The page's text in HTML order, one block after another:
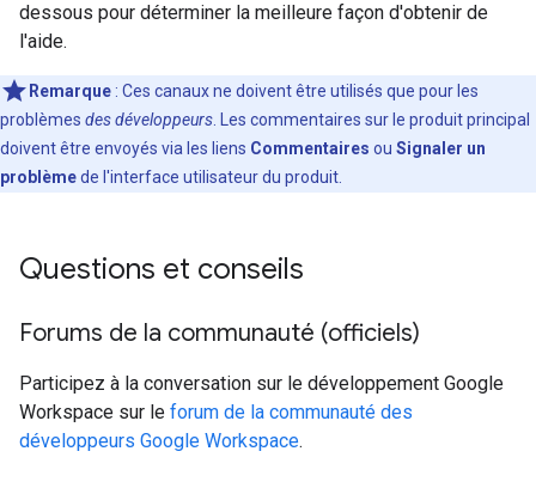
dessous pour déterminer la meilleure façon d'obtenir de
l'aide.
Remarque : Ces canaux ne doivent être utilisés que pour les
problèmes des développeurs . Les commentaires sur le produit principal
doivent être envoyés via les liens Commentaires ou Signaler un
problèmede l'interface utilisateur du produit.
Questions et conseils
Forums de la communauté (officiels)
Participez à la conversation sur le développement Google
Workspace sur le forum de la communauté des
développeurs Google Workspace.